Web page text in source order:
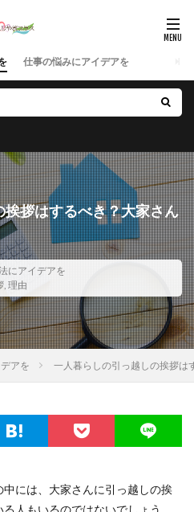
仕事の悩みにアイデアを
拶はするべき？大家さん
にアイデアを
, 理由
アを 一人暮らしの引っ越しの挨拶は
には、大家さんに引っ越しの挨
人もいるのではないでしょう